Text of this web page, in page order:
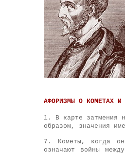
АФОРИЗМЫ О КОМЕТАХ И
1. В карте затмения
образом, значения
7. Кометы, когда
означают войны